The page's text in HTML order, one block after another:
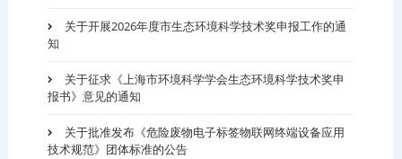
关于开展2026年度市生态环境科学技术奖申报工作的通
知
关于征求《上海市环境科学学会生态环境科学技术奖申
报书》意见的通知
关于批准发布《危险废物电子标签物联网终端设备应用
技术规范》团体标准的公告